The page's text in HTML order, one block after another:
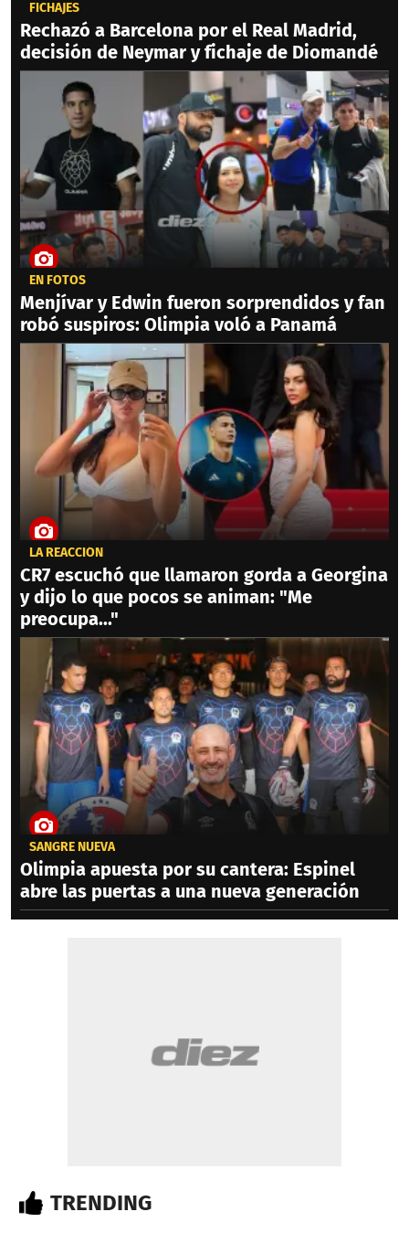
FICHAJES
Rechazó a Barcelona por el Real Madrid,
decisión de Neymar y fichaje de Diomandé
EN FOTOS
Menjívar y Edwin fueron sorprendidos y fan
robó suspiros: Olimpia voló a Panamá
LA REACCIÓN
CR7 escuchó que llamaron gorda a Georgina
y dijo lo que pocos se animan: "Me
preocupa..."
SANGRE NUEVA
Olimpia apuesta por su cantera: Espinel
abre las puertas a una nueva generación
TRENDING